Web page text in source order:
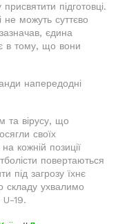
підготовці.
можуть суттєво
єдина
в тому, що вони
напередодні
та вірусу, що
своїх
кожній позиції
повертаються
під загрозу їхнє
складу ухвалимо
19.